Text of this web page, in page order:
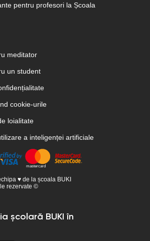
pentru profesori la Școala
meditator
un student
cookie-urile
loialitate
a inteligenței artificiale
♥ de la școala BUKI
rezervate ©
școlară BUKI în